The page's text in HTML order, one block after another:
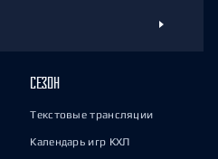
СЕЗОН
Текстовые трансляции
Календарь игр КХЛ